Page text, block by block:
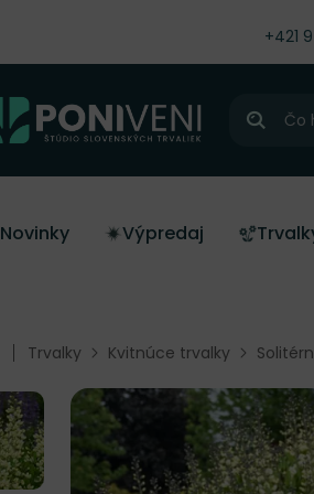
+421
Hľadať
Novinky Výpredaj
Trvalky Kvitnúce trvalky